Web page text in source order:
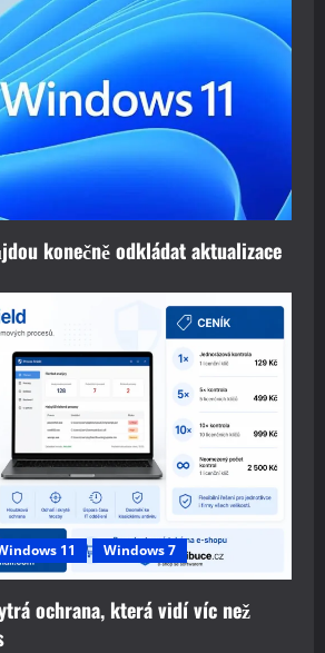
konečně odkládat aktualizace
11 Windows 7
ochrana, která vidí víc než